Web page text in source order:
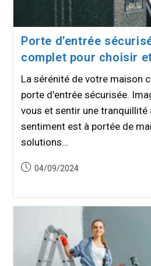
Porte d’entrée
complet pour choisir
La sérénité de votre maison
porte d'entrée sécurisée.
vous et sentir une tranquillité
sentiment est à portée de
solutions…
Publication
04/09/2024